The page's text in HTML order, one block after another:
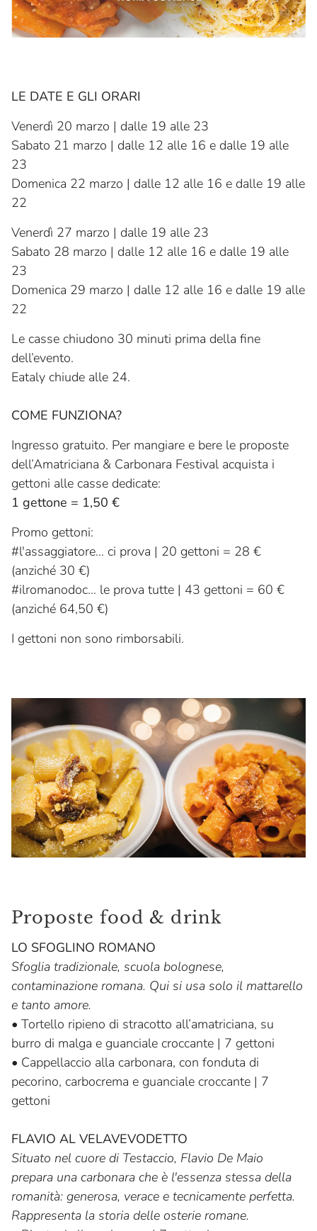
LE DATE E GLI ORARI
Venerdì 20 marzo | dalle 19 alle 23
Sabato 21 marzo | dalle 12 alle 16 e dalle 19 alle
23
Domenica 22 marzo | dalle 12 alle 16 e dalle 19 alle
22
Venerdì 27 marzo | dalle 19 alle 23
Sabato 28 marzo | dalle 12 alle 16 e dalle 19 alle
23
Domenica 29 marzo | dalle 12 alle 16 e dalle 19 alle
22
Le casse chiudono 30 minuti prima della fine
dell’evento.
Eataly chiude alle 24.
COME FUNZIONA?
Ingresso gratuito. Per mangiare e bere le proposte
dell’Amatriciana & Carbonara Festival acquista i
gettoni alle casse dedicate:
1 gettone = 1,50 €
Promo gettoni:
#l'assaggiatore… ci prova | 20 gettoni = 28 €
(anziché 30 €)
#ilromanodoc… le prova tutte | 43 gettoni = 60 €
(anziché 64,50 €)
I gettoni non sono rimborsabili.
Proposte food & drink
LO SFOGLINO ROMANO
Sfoglia tradizionale, scuola bolognese,
contaminazione romana. Qui si usa solo il mattarello
e tanto amore.
• Tortello ripieno di stracotto all’amatriciana, su
burro di malga e guanciale croccante | 7 gettoni
• Cappellaccio alla carbonara, con fonduta di
pecorino, carbocrema e guanciale croccante | 7
gettoni
FLAVIO AL VELAVEVODETTO
Situato nel cuore di Testaccio, Flavio De Maio
prepara una carbonara che è l'essenza stessa della
romanità: generosa, verace e tecnicamente perfetta.
Rappresenta la storia delle osterie romane.